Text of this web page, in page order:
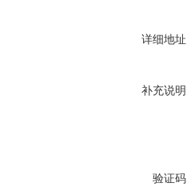
详细地
补充说
验证